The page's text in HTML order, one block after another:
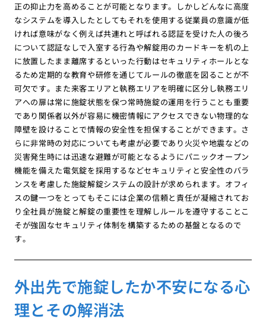
正の抑止力を高めることが可能となります。しかしどんなに高度
なシステムを導入したとしてもそれを使用する従業員の意識が低
ければ意味がなく例えば共連れと呼ばれる認証を受けた人の後ろ
について認証なしで入室する行為や解錠用のカードキーを机の上
に放置したまま離席するといった行動はセキュリティホールとな
るため定期的な教育や研修を通じてルールの徹底を図ることが不
可欠です。また来客エリアと執務エリアを明確に区分し執務エリ
アへの扉は常に施錠状態を保つ常時施錠の運用を行うことも重要
であり関係者以外が容易に機密情報にアクセスできない物理的な
障壁を設けることで情報の安全性を担保することができます。さ
らに非常時の対応についても考慮が必要であり火災や地震などの
災害発生時には迅速な避難が可能となるようにパニックオープン
機能を備えた電気錠を採用するなどセキュリティと安全性のバラ
ンスを考慮した施錠解錠システムの設計が求められます。オフィ
スの鍵一つをとってもそこには企業の信頼と責任が凝縮されてお
り全社員が施錠と解錠の重要性を理解しルールを遵守することこ
そが強固なセキュリティ体制を構築するための基盤となるので
す。
外出先で施錠したか不安になる心
理とその解消法